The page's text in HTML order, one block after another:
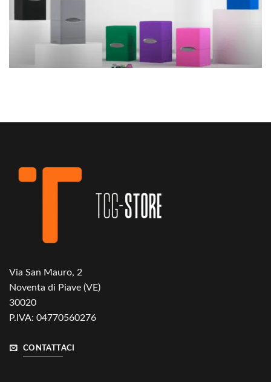
Via San Mauro, 2
Noventa di Piave (VE)
30020
P.IVA: 04770560276
CONTATTACI